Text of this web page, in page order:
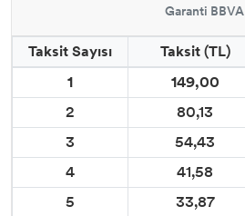
Garanti BBVA
Taksit Sayısı Taksit (TL)
1
149,00
2
80,13
3
54,43
4
41,58
5
33,87